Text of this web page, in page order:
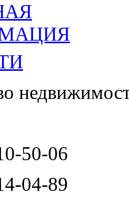
50-06
04-89